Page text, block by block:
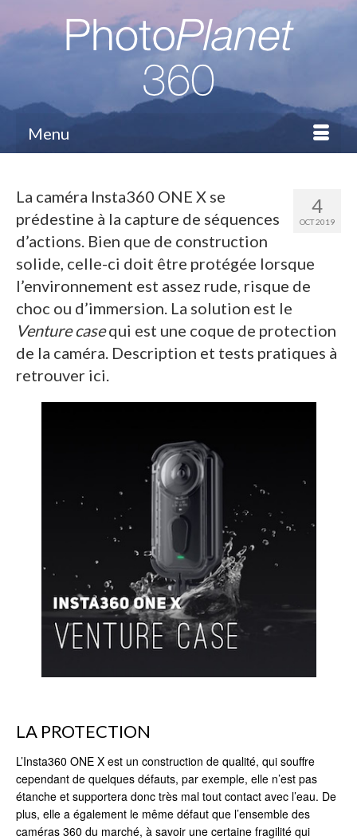
Menu
4
OCT 2019
La caméra Insta360 ONE X se
prédestine à la capture de séquences
d’actions. Bien que de construction
solide, celle-ci doit être protégée lorsque
l’environnement est assez rude, risque de
choc ou d’immersion. La solution est le
Venture casequi est une coque de protection
de la caméra. Description et tests pratiques à
retrouver ici.
LA PROTECTION
L’Insta360 ONE X est un construction de qualité, qui souffre
cependant de quelques défauts, par exemple, elle n’est pas
étanche et supportera donc très mal tout contact avec l’eau. De
plus, elle a également le même défaut que l’ensemble des
caméras 360 du marché, à savoir une certaine fragilité qui